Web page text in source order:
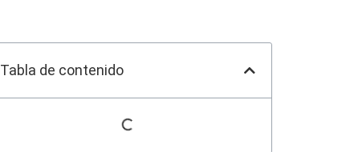
Tabla de contenido